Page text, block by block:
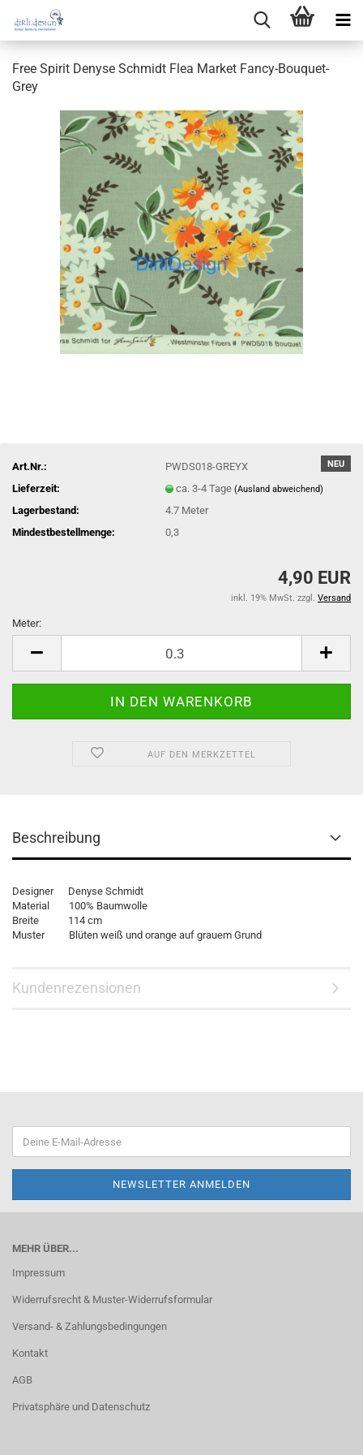
Free Spirit Denyse Schmidt Flea Market Fancy-Bouquet-
Grey
NEU
Art.Nr.:
PWDS018-GREYX
Lieferzeit:
ca. 3-4 Tage(Ausland abweichend)
Lagerbestand: 4.7 Meter
Mindestbestellmenge:
0,3
4,90 EUR
inkl. 19% MwSt. zzgl. Versand
Meter:
AUF DEN MERKZETTEL
Beschreibung
Designer Denyse Schmidt
Material 100% Baumwolle
Breite 114 cm
Muster Blüten weiß und orange auf grauem Grund
Kundenrezensionen
MEHR ÜBER...
Impressum
Widerrufsrecht & Muster-Widerrufsformular
Versand- & Zahlungsbedingungen
Kontakt
AGB
Privatsphäre und Datenschutz